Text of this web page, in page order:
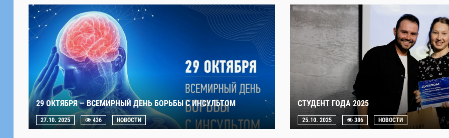
29 ОКТЯБРЯ — ВСЕМИРНЫЙ ДЕНЬ БОРЬБЫ С ИНСУЛЬТОМ
27.10. 2025 436 НОВОСТИ
СТУДЕНТ ГОДА 2025
25.10. 2025 386 НОВОСТИ